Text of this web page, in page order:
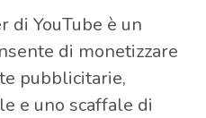
di YouTube è un
di monetizzare
pubblicitarie,
e uno scaffale di